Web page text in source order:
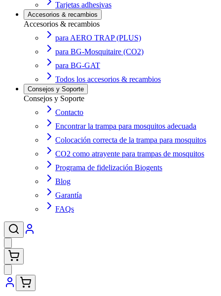
Tarjetas adhesivas
Accesorios & recambios
Accesorios & recambios
para AERO TRAP (PLUS)
para BG-Mosquitaire (CO2)
para BG-GAT
Todos los accesorios & recambios
Consejos y Soporte
Consejos y Soporte
Contacto
Encontrar la trampa para mosquitos adecuada
Colocación correcta de la trampa para mosquitos
CO2 como atrayente para trampas de mosquitos
Programa de fidelización Biogents
Blog
Garantía
FAQs